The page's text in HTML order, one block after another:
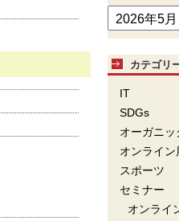
カテゴリ
IT
SDGs
オーガニ
オンライン
スポーツ
セミナー
オンライ